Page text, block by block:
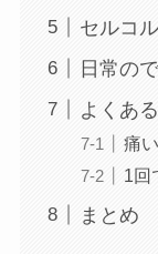
セルコ
日常の
よくあ
痛
1回
まとめ